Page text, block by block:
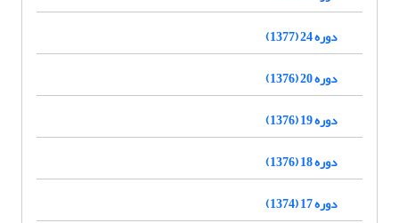
دوره 24 (1377)
دوره 20 (1376)
دوره 19 (1376)
دوره 18 (1376)
دوره 17 (1374)